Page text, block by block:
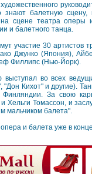
балетную сцену,
сцене театра оперы
и балетного танца.
участие 30
Джунко (Япония),
Филлипс (Нью-Йорк).
во всех
Кихот" и другие).
За свою
Хельги Томассон, и
мальчиком балета".
и балета уже в